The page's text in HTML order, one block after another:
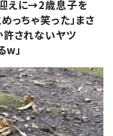
えに→2歳息子を
ちゃ笑った」まさ
許されないヤツ
w」